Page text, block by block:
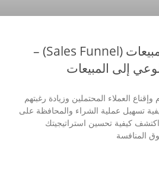
استراتيجية قمع المبيعات (Sales Funnel) –
إلى المبيعات
العملاء المحتملين وزيادة رغبتهم
تسهيل عملية الشراء والمحافظة على
اكتشف كيفية تحسين استراتيجيتك
المنافسة